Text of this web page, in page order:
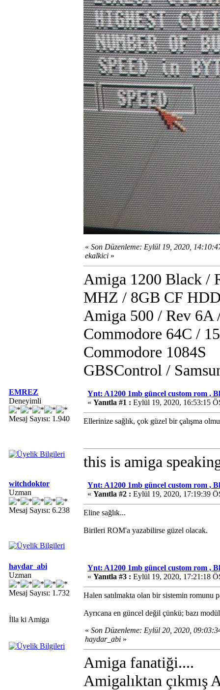
« Son Düzenleme: Eylül 19, 2020,
ekalkici »
Amiga 1200 Black /
MHZ / 8GB CF
Amiga 500 / Rev
Commodore 64C /
Commodore 1084S
GBSControl /
EMREZ
Deneyimli
Mesaj Sayısı: 1.940
Ynt: A1200 1mb güncel custom rom ,
« Yanıtla #1 : Eylül 19, 2020, 16:53:15
Ellerinize sağlık, çok güzel bir çalışma
this is amiga
witchdoktor
Uzman
Mesaj Sayısı: 6.238
Ynt: A1200 1mb güncel custom rom ,
« Yanıtla #2 : Eylül 19, 2020, 17:19:39
Eline sağlık...
Birileri ROM'a yazabilirse güzel olacak.
haydar_abi
Uzman
Mesaj Sayısı: 1.732
İlla ki Amiga
Ynt: A1200 1mb güncel custom rom ,
« Yanıtla #3 : Eylül 19, 2020, 17:21:18
Halen satılmakta olan bir sistemin romunu
Ayrıcana en güncel değil çünkü; bazı
« Son Düzenleme: Eylül 20, 2020,
haydar_abi »
Amiga fanatiği....
Amigalıktan çıkmış